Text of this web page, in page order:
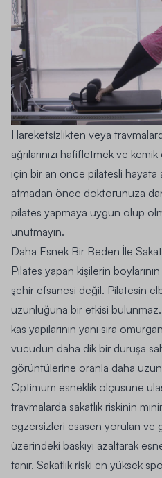
Hareketsizlikten veya
ağrılarınızı hafifletmek ve
için bir an önce pilatesli hayata
atmadan önce doktorunuza
pilates yapmaya uygun olup
unutmayın.
Daha Esnek Bir Beden İle
Pilates yapan kişilerin
şehir efsanesi değil. Pilatesin
uzunluğuna bir etkisi bulunmaz.
kas yapılarının yanı sıra
vücudun daha dik bir duruşa
görüntülerine oranla daha
Optimum esneklik ölçüsüne
travmalarda sakatlık riskinin
egzersizleri esasen yorulan ve
üzerindeki baskıyı azaltarak
tanır. Sakatlık riski en yüksek